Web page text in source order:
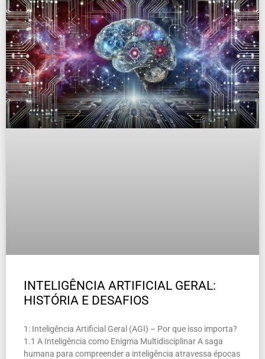
INTELIGÊNCIA ARTIFICIAL GERAL:
HISTÓRIA E DESAFIOS
1: Inteligência Artificial Geral (AGI) – Por que isso importa?
1.1 A Inteligência como Enigma Multidisciplinar A saga
humana para compreender a inteligência atravessa épocas